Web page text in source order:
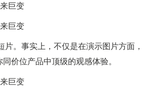
。事实上，不仅是在演示图片方面，
价位产品中顶级的观感体验。